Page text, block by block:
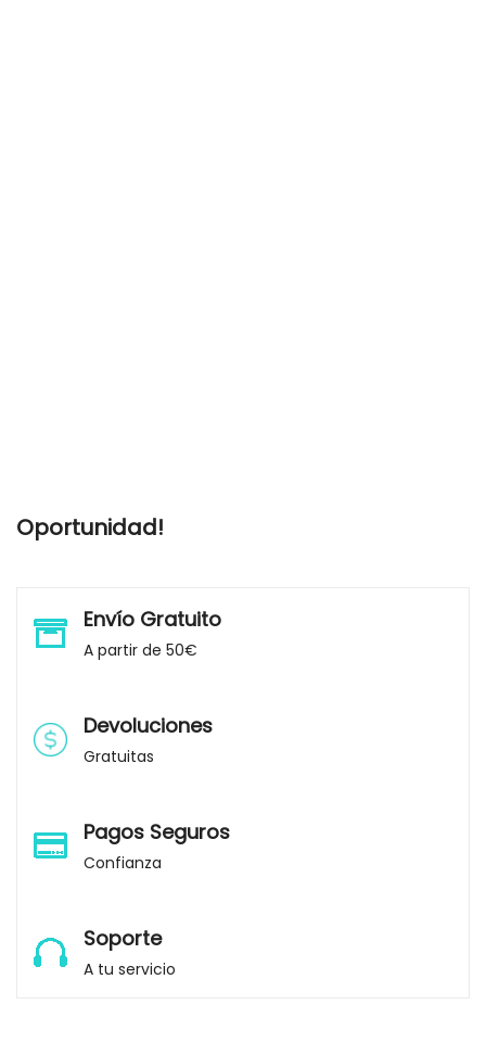
Oportunidad!
Envío Gratuito
A partir de 50€
Devoluciones
Gratuitas
Pagos Seguros
Confianza
Soporte
A tu servicio